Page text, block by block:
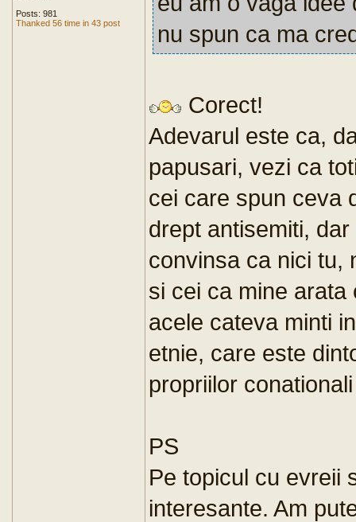
Posts: 981
Thanked 56 time in 43 post
nu spun ca ma
Corect!
Adevarul este ca,
papusari, vezi ca
cei care spun ceva
drept antisemiti,
convinsa ca nici tu,
si cei ca mine
acele cateva minti
etnie, care este
propriilor
PS
Pe topicul cu evreii
interesante. Am